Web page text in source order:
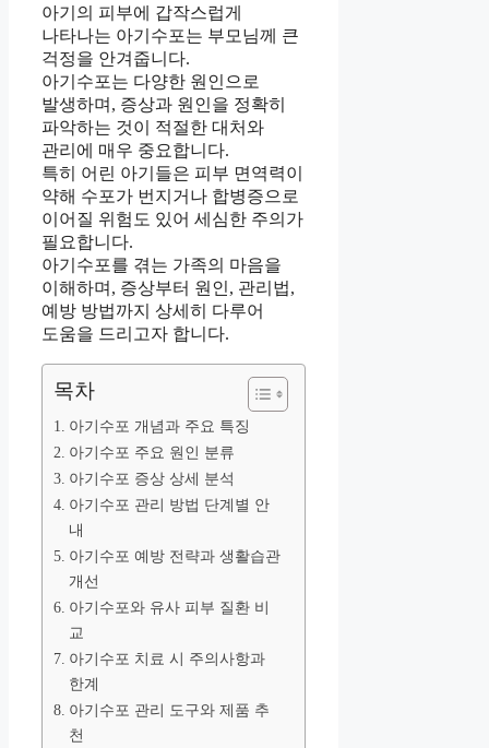
아기의 피부에 갑작스럽게
나타나는 아기수포는 부모님께 큰
걱정을 안겨줍니다.
아기수포는 다양한 원인으로
발생하며, 증상과 원인을 정확히
파악하는 것이 적절한 대처와
관리에 매우 중요합니다.
특히 어린 아기들은 피부 면역력이
약해 수포가 번지거나 합병증으로
이어질 위험도 있어 세심한 주의가
필요합니다.
아기수포를 겪는 가족의 마음을
이해하며, 증상부터 원인, 관리법,
예방 방법까지 상세히 다루어
도움을 드리고자 합니다.
목차
아기수포 개념과 주요 특징
아기수포 주요 원인 분류
아기수포 증상 상세 분석
아기수포 관리 방법 단계별 안
내
아기수포 예방 전략과 생활습관
개선
아기수포와 유사 피부 질환 비
교
아기수포 치료 시 주의사항과
한계
아기수포 관리 도구와 제품 추
천